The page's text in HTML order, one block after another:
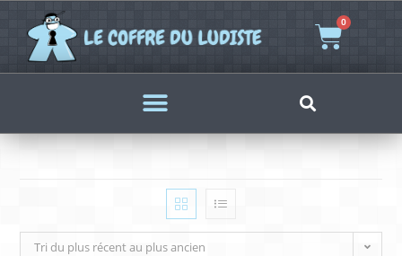
0
Tri du plus récent au plus ancien